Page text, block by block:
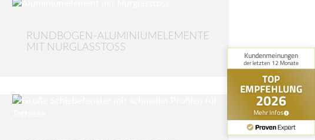
RUNDBOGEN-ALUMINIUMELEMENTE
MIT NURGLASSTOSS